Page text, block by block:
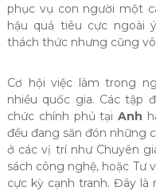
phục vụ con người một
hậu quả tiêu cực ngoài
thách thức nhưng cũng
Cơ hội việc làm trong
nhiều quốc gia. Các tập
chức chính phủ tạiAnh
đều đang săn đón những
ở các vị trí như Chuyên
sách công nghệ, hoặc Tư
cực kỳ cạnh tranh. Đây